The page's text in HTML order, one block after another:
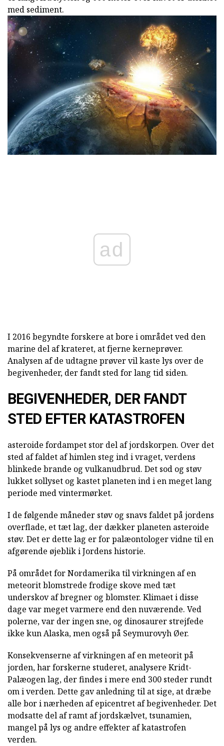
med sediment.
ad
I 2016 begyndte forskere at bore i området ved den
marine del af krateret, at fjerne kerneprøver.
Analysen af de udtagne prøver vil kaste lys over de
begivenheder, der fandt sted for lang tid siden.
BEGIVENHEDER, DER FANDT
STED EFTER KATASTROFEN
asteroide fordampet stor del af jordskorpen. Over det
sted af faldet af himlen steg ind i vraget, verdens
blinkede brande og vulkanudbrud. Det sod og støv
lukket sollyset og kastet planeten ind i en meget lang
periode med vintermørket.
I de følgende måneder støv og snavs faldet på jordens
overflade, et tæt lag, der dækker planeten asteroide
støv. Det er dette lag er for palæontologer vidne til en
afgørende øjeblik i Jordens historie.
På området for Nordamerika til virkningen af en
meteorit blomstrede frodige skove med tæt
underskov af bregner og blomster. Klimaet i disse
dage var meget varmere end den nuværende. Ved
polerne, var der ingen sne, og dinosaurer strejfede
ikke kun Alaska, men også på Seymurovyh Øer.
Konsekvenserne af virkningen af en meteorit på
jorden, har forskerne studeret, analysere Kridt-
Palæogen lag, der findes i mere end 300 steder rundt
om i verden. Dette gav anledning til at sige, at dræbe
alle bor i nærheden af epicentret af begivenheder. Det
modsatte del af ramt af jordskælvet, tsunamien,
mangel på lys og andre effekter af katastrofen
verden.